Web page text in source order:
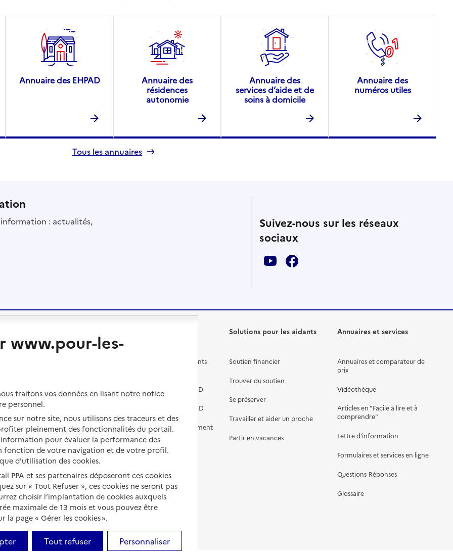
Annuaire des EHPAD
Annuaire des
résidences
autonomie
Annuaire des
services d’aide et de
soins à domicile
Annuaire des
numéros utiles
Tous les annuaires
: actualités,
Suivez-nous sur les réseaux
sociaux
services pour seniors
Vivre chez un proche
Vivre en accueil familial
Autres solutions de logement
Les différents établissements
Préparer l'entrée en EHPAD
Aides financières en EHPAD
Prévention, accompagnement
Comprendre les prix en
Droits en EHPAD
Fin de vie en EHPAD
Solutions pour les aidants
Soutien financier
Trouver du soutien
Se préserver
Travailler et aider un proche
Partir en vacances
Annuaires et services
Annuaires et comparateur de
prix
Vidéothèque
Articles en "Facile à lire et à
comprendre"
Lettre d'information
Formulaires et services en ligne
Questions-Réponses
Glossaire
www.pour-les-
traitons vos données en lisant notre notice
personnel.
sur notre site, nous utilisons des traceurs et des
pleinement des fonctionnalités du portail.
pour évaluer la performance des
fonction de votre navigation et de votre profil.
d'utilisation des cookies.
PPA et ses partenaires déposeront ces cookies
sur « Tout Refuser », ces cookies ne seront pas
choisir l’implantation de cookies auxquels
maximale de 13 mois et vous pouvez être
page « Gérer les cookies ».
Tout refuser Personnaliser